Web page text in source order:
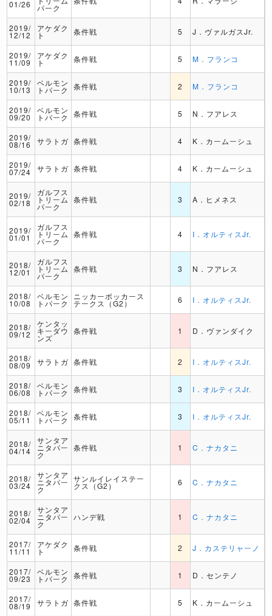
01/26 パーク
2019/
12/12
アケダク
ト 条件戦 5 J．ヴァルガスJr.
2019/
11/09
アケダク
ト 条件戦 5 M．フランコ
2019/
10/13
ベルモン
トパーク 条件戦 2 M．フランコ
2019/
09/20
ベルモン
トパーク 条件戦 5 N．フアレス
2019/
08/16 サラトガ 条件戦 4 K．カームーシュ
2019/
07/24 サラトガ 条件戦 4 K．カームーシュ
2019/
02/18
ガルフス
トリーム
パーク
条件戦 3 A．ヒメネス
2019/
01/01
ガルフス
トリーム
パーク
条件戦 4 I．オルティスJr.
2018/
12/01
ガルフス
トリーム
パーク
条件戦 3 N．フアレス
2018/
10/08
ベルモン
トパーク
ニッカーボッカース
テークス（G2） 6 I．オルティスJr.
2018/
09/12
ケンタッ
キーダウ
ンズ
条件戦 1 D．ヴァンダイク
2018/
08/09 サラトガ 条件戦 2 I．オルティスJr.
2018/
06/08
ベルモン
トパーク 条件戦 3 I．オルティスJr.
2018/
05/11
ベルモン
トパーク 条件戦 3 I．オルティスJr.
2018/
04/14
サンタア
ニタパー
ク
条件戦 1 C．ナカタニ
2018/
03/24
サンタア
ニタパー
ク
サンルイレイステー
クス（G2） 6 C．ナカタニ
2018/
02/04
サンタア
ニタパー
ク
ハンデ戦 1 C．ナカタニ
2017/
11/11
アケダク
ト 条件戦 2 J．カステリャーノ
2017/
09/23
ベルモン
トパーク 条件戦 1 D．センテノ
2017/
08/19 サラトガ 条件戦 5 K．カームーシュ